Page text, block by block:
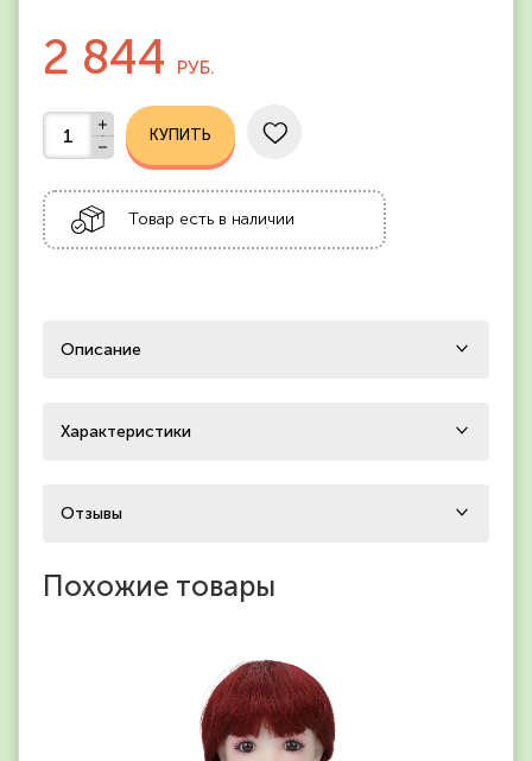
2 844 РУБ.
Товар есть в наличии
Описание
Характеристики
Отзывы
Похожие товары